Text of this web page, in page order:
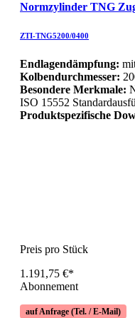
Normzylinder TNG
ZTI-TNG5200/0400
Endlagendämpfung:
Kolbendurchmesser:
Besondere Merkmale:
ISO 15552
Produktspezifische
Preis pro Stück
1.191,75 €*
Abonnement
auf Anfrage (Tel. / E-Mail)